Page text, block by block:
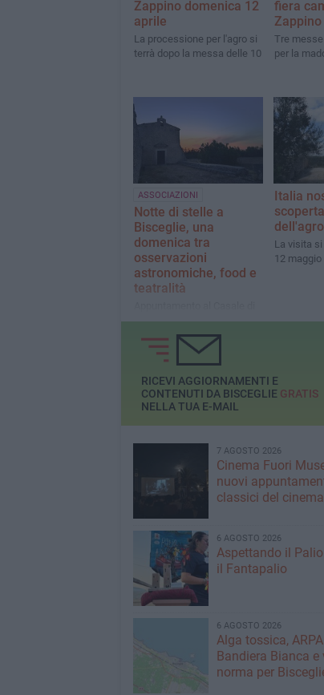
Zappino domenica 12
aprile
La processione per l'agro si
terrà dopo la messa delle 10
fiera
Zappino
Tre
per la
ASSOCIAZIONI
Notte di stelle a
Bisceglie, una
domenica tra
osservazioni
astronomiche, food e
teatralità
Zappino domenica 18
agosto dalle ore 19.30
Italia
La visita
12 maggio
RICEVI AGGIORNAMENTI E
CONTENUTI DA BISCEGLIE GRATIS
NELLA TUA E-MAIL
7 AGOSTO 2026
Cinema Fuori
nuovi
classici del cinema
6 AGOSTO 2026
Aspettando il
il Fantapalio
6 AGOSTO 2026
Alga tossica,
Bandiera Bianca e
norma per